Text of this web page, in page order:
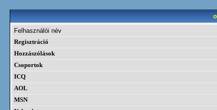
Felhasználói név
Regisztráció
Hozzászólások
Csoportok
ICQ
AOL
MSN